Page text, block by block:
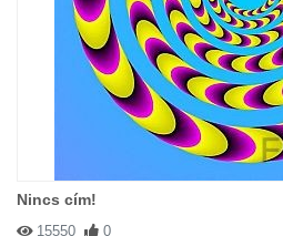
Nincs cím!
15550 0